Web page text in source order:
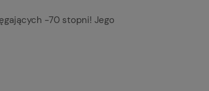
-70 stopni! Jego